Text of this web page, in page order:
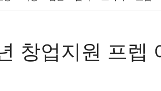
터 기술 종교 사회 정치 건강
창업지원 프렙